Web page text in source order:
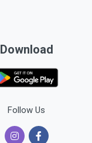
Download
Follow Us